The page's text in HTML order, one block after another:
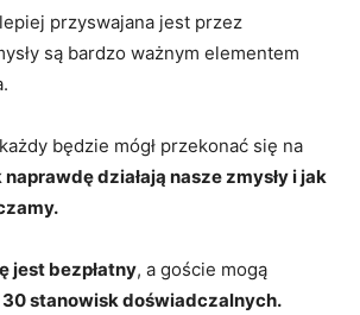
przyswajana jest przez
są bardzo ważnym elementem
będzie mógł przekonać się na
naprawdę działają nasze zmysły i jak
jest bezpłatny, a goście mogą
30 stanowisk doświadczalnych.